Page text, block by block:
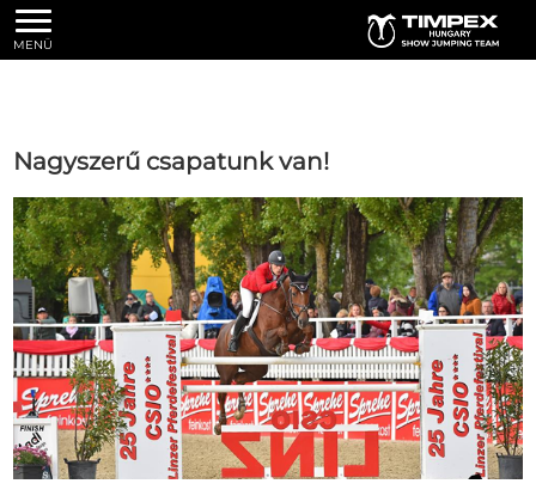
MENÜ
Nagyszerű csapatunk van!